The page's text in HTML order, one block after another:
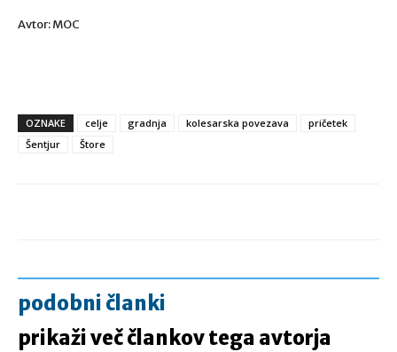
Avtor: MOC
OZNAKE celje gradnja kolesarska povezava
pričetek
Šentjur
Štore
podobni članki
prikaži več člankov tega avtorja